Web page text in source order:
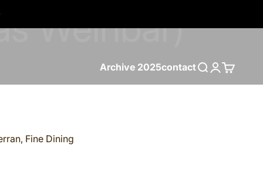
Archive 2025contactSearch
Login
Cart
Fine Dining